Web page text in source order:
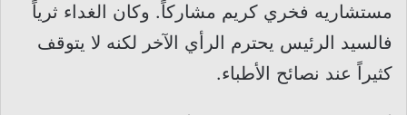
مستشاريه فخري كريم مشاركاً. وكان الغداء ثرياً
فالسيد الرئيس يحترم الرأي الآخر لكنه لا يتوقف
كثيراً عند نصائح الأطباء.